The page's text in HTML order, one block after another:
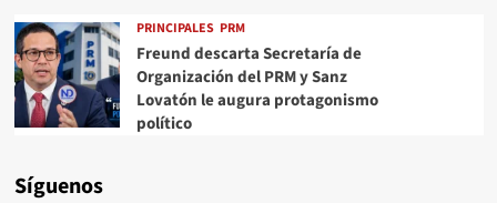
PRINCIPALES PRM
Freund descarta Secretaría de
Organización del PRM y Sanz
Lovatón le augura protagonismo
político
Síguenos